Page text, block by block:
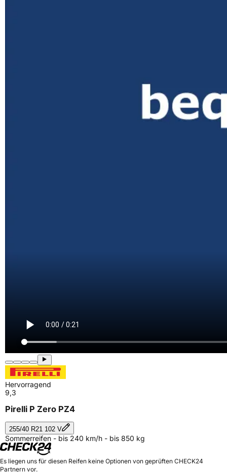
Hervorragend
9,3
Pirelli P Zero PZ4
255/40 R21 102 V
Sommerreifen - bis 240 km/h - bis 850 kg
Es liegen uns für diesen Reifen keine Optionen von geprüften CHECK24
Partnern vor.